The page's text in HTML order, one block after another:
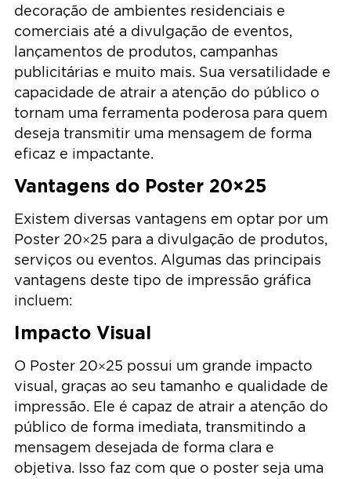
decoração de ambientes residenciais e
comerciais até a divulgação de eventos,
lançamentos de produtos, campanhas
publicitárias e muito mais. Sua versatilidade e
capacidade de atrair a atenção do público o
tornam uma ferramenta poderosa para quem
deseja transmitir uma mensagem de forma
eficaz e impactante.
Vantagens do Poster 20×25
Existem diversas vantagens em optar por um
Poster 20×25 para a divulgação de produtos,
serviços ou eventos. Algumas das principais
vantagens deste tipo de impressão gráfica
incluem:
Impacto Visual
O Poster 20×25 possui um grande impacto
visual, graças ao seu tamanho e qualidade de
impressão. Ele é capaz de atrair a atenção do
público de forma imediata, transmitindo a
mensagem desejada de forma clara e
objetiva. Isso faz com que o poster seja uma